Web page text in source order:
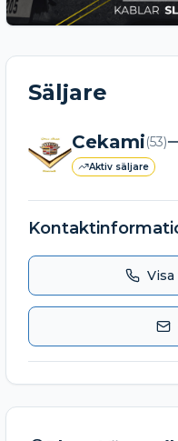
Säljare
Cekami(53)
Aktiv säljare